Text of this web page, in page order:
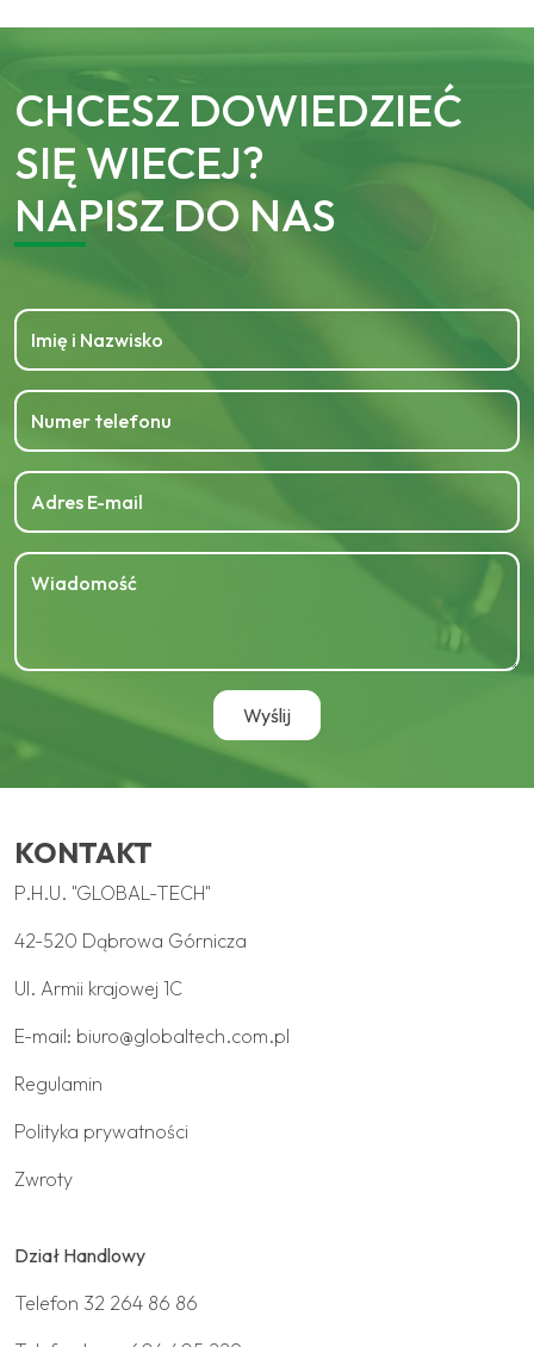
CHCESZ DOWIEDZIEĆ
SIĘ WIECEJ?
NAPISZ DO NAS
KONTAKT
P.H.U. "GLOBAL-TECH"
42-520 Dąbrowa Górnicza
Ul. Armii krajowej 1C
E-mail: biuro@globaltech.com.pl
Regulamin
Polityka prywatności
Zwroty
Dział Handlowy
Telefon 32 264 86 86